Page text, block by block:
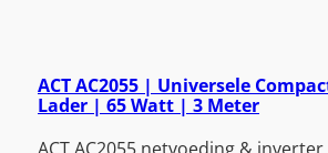
ACT AC2055 | Universele
Lader | 65 Watt | 3 Meter
ACT AC2055 netvoeding &